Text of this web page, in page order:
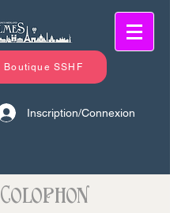
Boutique SSHF
Inscription/Connexion
Colophon